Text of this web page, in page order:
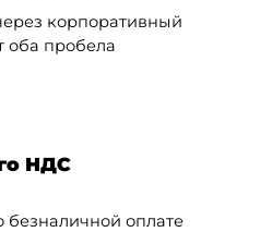
корпоративный
оба пробела
НДС
безналичной оплате